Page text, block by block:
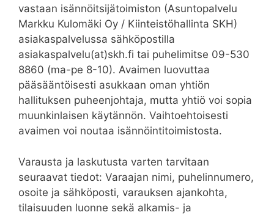
vastaan isännöitsijätoimiston (Asuntopalvelu
Markku Kulomäki Oy / Kiinteistöhallinta SKH)
asiakaspalvelussa sähköpostilla
asiakaspalvelu(at)skh.fi tai puhelimitse 09-530
8860 (ma-pe 8-10). Avaimen luovuttaa
pääsääntöisesti asukkaan oman yhtiön
hallituksen puheenjohtaja, mutta yhtiö voi sopia
muunkinlaisen käytännön. Vaihtoehtoisesti
avaimen voi noutaa isännöintitoimistosta.
Varausta ja laskutusta varten tarvitaan
seuraavat tiedot: Varaajan nimi, puhelinnumero,
osoite ja sähköposti, varauksen ajankohta,
tilaisuuden luonne sekä alkamis- ja